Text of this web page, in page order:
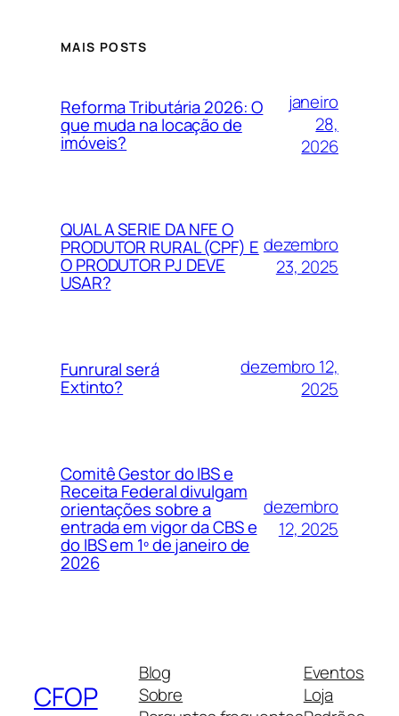
MAIS POSTS
Reforma Tributária 2026: O
que muda na locação de
imóveis?
janeiro
28,
2026
QUAL A SERIE DA NFE O
PRODUTOR RURAL (CPF) E
O PRODUTOR PJ DEVE
USAR?
dezembro
23, 2025
Funrural será
Extinto?
dezembro 12,
2025
Comitê Gestor do IBS e
Receita Federal divulgam
orientações sobre a
entrada em vigor da CBS e
do IBS em 1º de janeiro de
2026
dezembro
12, 2025
CFOP
Blog
Sobre
Eventos
Loja